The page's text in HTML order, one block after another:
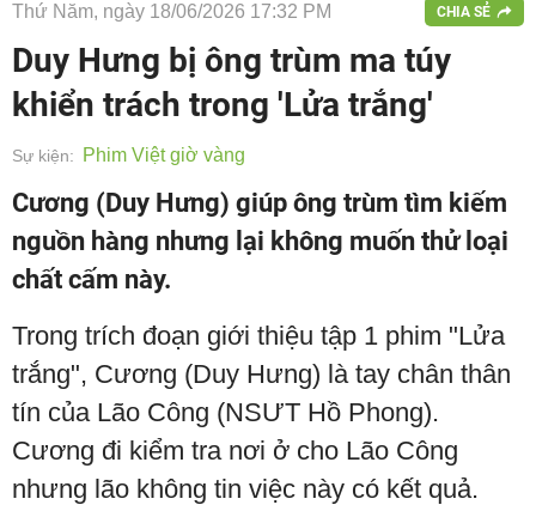
Thứ Năm, ngày 18/06/2026 17:32 PM CHIA SẺ
Duy Hưng bị ông trùm ma túy
khiển trách trong 'Lửa trắng'
Sự kiện: Phim Việt giờ vàng
Cương (Duy Hưng) giúp ông trùm tìm kiếm
nguồn hàng nhưng lại không muốn thử loại
chất cấm này.
Trong trích đoạn giới thiệu tập 1 phim "Lửa
trắng", Cương (Duy Hưng) là tay chân thân
tín của Lão Công (NSƯT Hồ Phong).
Cương đi kiểm tra nơi ở cho Lão Công
nhưng lão không tin việc này có kết quả.